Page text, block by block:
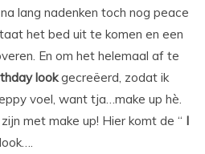
lang nadenken toch nog peace
het bed uit te komen en een
En om het helemaal af te
lookgecreëerd, zodat ik
voel, want tja…make up hè.
met make up! Hier komt de “ I